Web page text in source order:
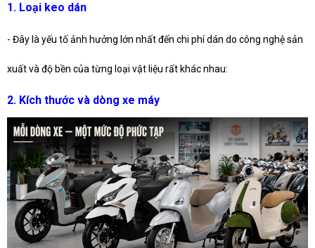
1. Loại keo dán
- Đây là yếu tố ảnh hưởng lớn nhất đến chi phí dán do công nghệ sản
xuất và độ bền của từng loại vật liệu rất khác nhau:
2. Kích thước và dòng xe máy